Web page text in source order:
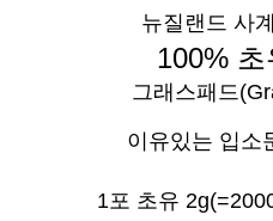
뉴질랜드 사
100%
그래스패드
이유있는 입소
1포 초유